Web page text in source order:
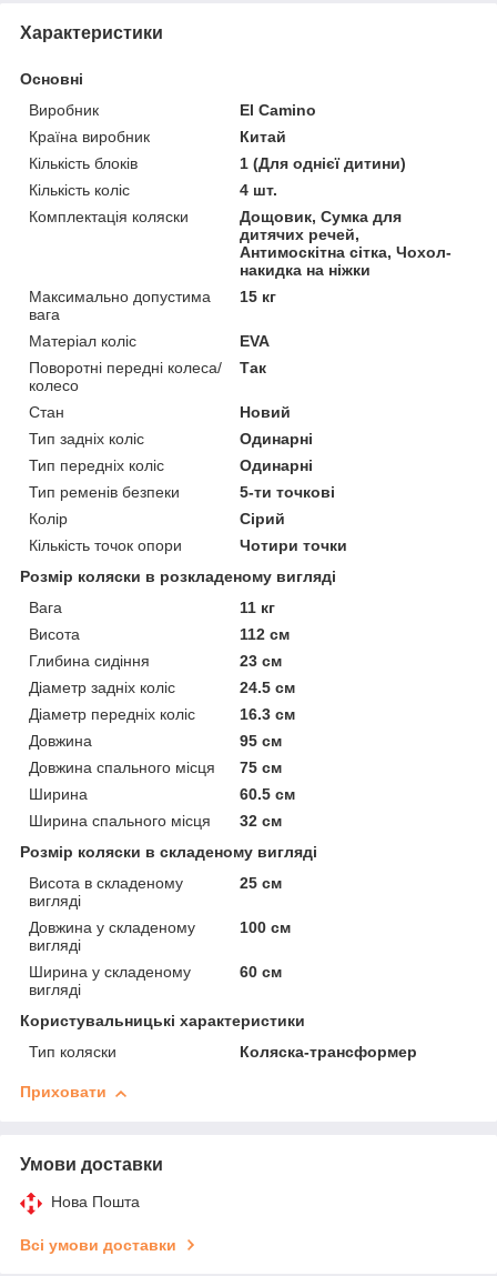
Характеристики
Основні
Виробник
El Camino
Країна виробник
Китай
Кількість блоків
1 (Для однієї дитини)
Кількість коліс
4 шт.
Комплектація коляски
Дощовик, Сумка для
дитячих речей,
Антимоскітна сітка, Чохол-
накидка на ніжки
Максимально допустима
вага
15 кг
Матеріал коліс
EVA
Поворотні передні колеса/
колесо
Так
Стан
Новий
Тип задніх коліс
Одинарні
Тип передніх коліс
Одинарні
Тип ременів безпеки
5-ти точкові
Колір
Сірий
Кількість точок опори
Чотири точки
Розмір коляски в розкладеному вигляді
Вага
11 кг
Висота
112 см
Глибина сидіння
23 см
Діаметр задніх коліс
24.5 см
Діаметр передніх коліс
16.3 см
Довжина
95 см
Довжина спального місця
75 см
Ширина
60.5 см
Ширина спального місця
32 см
Розмір коляски в складеному вигляді
Висота в складеному
вигляді
25 см
Довжина у складеному
вигляді
100 см
Ширина у складеному
вигляді
60 см
Користувальницькі характеристики
Тип коляски
Коляска-трансформер
Приховати
Умови доставки
Нова Пошта
Всі умови доставки